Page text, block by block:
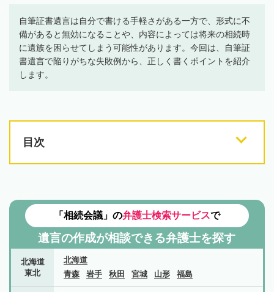
自筆証書遺言は自分で書ける手軽さがある一方で、形式に不
備があると無効になることや、内容によっては将来の相続時
に遺族を困らせてしまう可能性があります。今回は、自筆証
書遺言で陥りがちな失敗例から、正しく書くポイントを紹介
します。
目次
「相続会議」の弁護士検索サービスで
遺言の作成が相談できる弁護士を探す
北海道
東北
北海道
青森
岩手 秋田 宮城 山形 福島